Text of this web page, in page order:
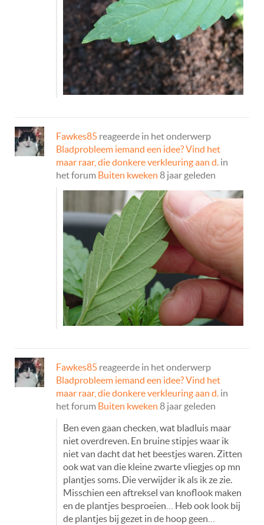
Fawkes85 reageerde in het onderwerp
Bladprobleem iemand een idee? Vind het
maar raar, die donkere verkleuring aan d. in
het forum Buiten kweken 8 jaar geleden
Fawkes85 reageerde in het onderwerp
Bladprobleem iemand een idee? Vind het
maar raar, die donkere verkleuring aan d. in
het forum Buiten kweken 8 jaar geleden
Ben even gaan checken, wat bladluis maar
niet overdreven. En bruine stipjes waar ik
niet van dacht dat het beestjes waren. Zitten
ook wat van die kleine zwarte vliegjes op mn
plantjes soms. Die verwijder ik als ik ze zie.
Misschien een aftreksel van knoflook maken
en de plantjes besproeien… Heb ook look bij
de plantjes bij gezet in de hoop geen…